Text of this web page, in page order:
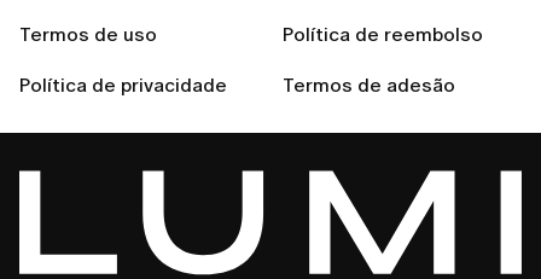
Termos de uso Política de reembolso
Política de privacidade Termos de adesão